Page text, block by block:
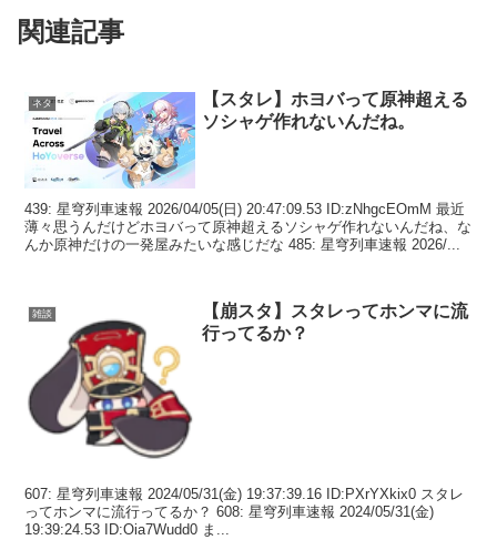
関連記事
ネタ
【スタレ】ホヨバって原神超える
ソシャゲ作れないんだね。
439: 星穹列車速報 2026/04/05(日) 20:47:09.53 ID:zNhgcEOmM 最近
薄々思うんだけどホヨバって原神超えるソシャゲ作れないんだね、な
んか原神だけの一発屋みたいな感じだな 485: 星穹列車速報 2026/...
雑談
【崩スタ】スタレってホンマに流
行ってるか？
607: 星穹列車速報 2024/05/31(金) 19:37:39.16 ID:PXrYXkix0 スタレ
ってホンマに流行ってるか？ 608: 星穹列車速報 2024/05/31(金)
19:39:24.53 ID:Oia7Wudd0 ま...